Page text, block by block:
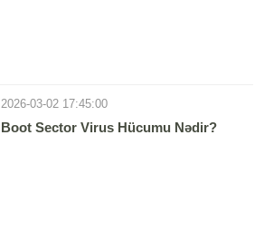
2026-03-02 17:45:00
Boot Sector Virus Hücumu Nədir?